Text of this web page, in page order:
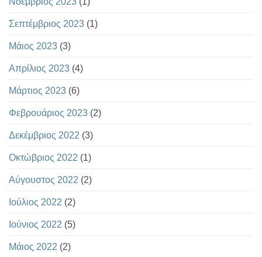
Σεπτέμβριος 2023 (1)
Μάιος 2023 (3)
Απρίλιος 2023 (4)
Μάρτιος 2023 (6)
Φεβρουάριος 2023 (2)
Δεκέμβριος 2022 (3)
Οκτώβριος 2022 (1)
Αύγουστος 2022 (2)
Ιούλιος 2022 (2)
Ιούνιος 2022 (5)
Μάιος 2022 (2)